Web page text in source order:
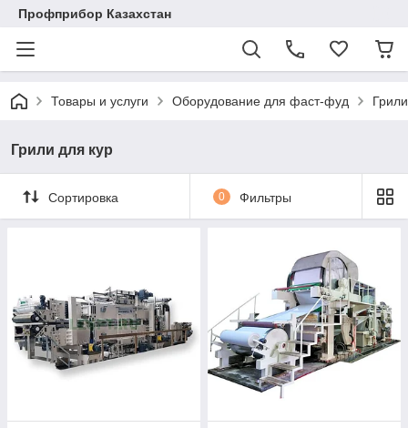
Профприбор Казахстан
Товары и услуги Оборудование для фаст-фуд Грили
Грили для кур
Сортировка 0 Фильтры